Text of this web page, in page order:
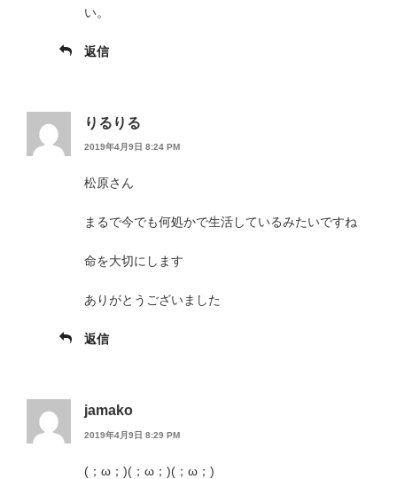
い。
返信
りるりる
2019年4月9日 8:24 PM
松原さん
まるで今でも何処かで生活しているみたいですね
命を大切にします
ありがとうございました
返信
jamako
2019年4月9日 8:29 PM
(；ω；)(；ω；)(；ω；)